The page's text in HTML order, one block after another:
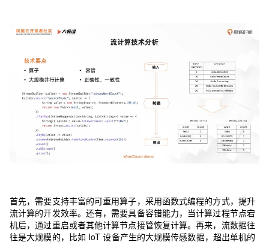
首先，需要支持丰富的可重用算子，采用函数式编程的方式，提升
流计算的开发效率。还有，需要具备容错能力，当计算过程节点宕
机后，通过重启或者其他计算节点接管恢复计算。再来，流数据往
往是大规模的，比如 IoT 设备产生的大规模传感数据，超出单机的